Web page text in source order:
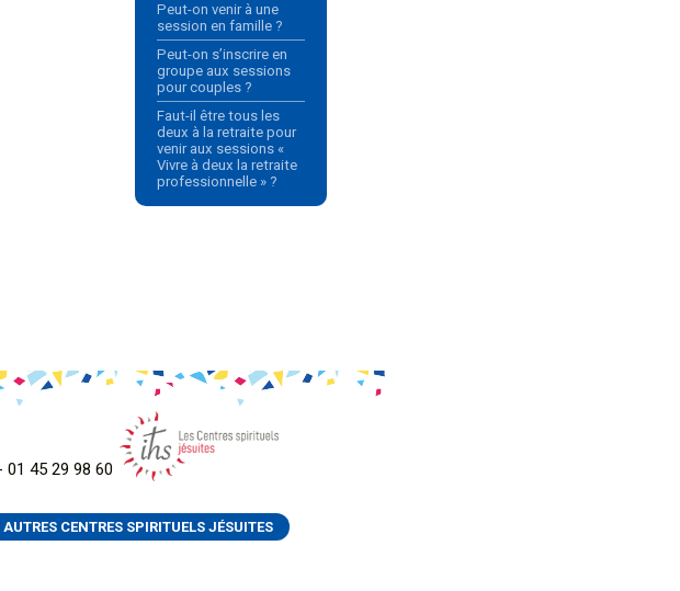
Peut-on venir à une
session en famille ?
Peut-on s’inscrire en
groupe aux sessions
pour couples ?
Faut-il être tous les
deux à la retraite pour
venir aux sessions «
Vivre à deux la retraite
professionnelle » ?
01 45 29 98 60
AUTRES CENTRES SPIRITUELS JÉSUITES